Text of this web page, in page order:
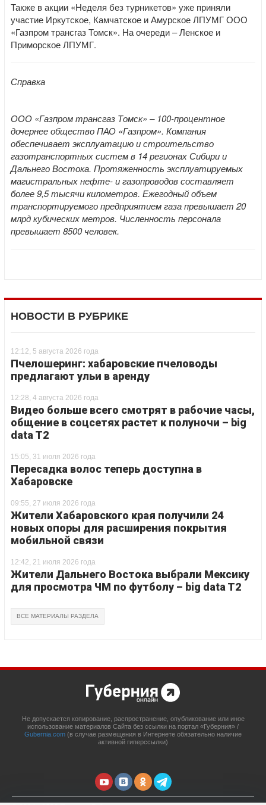
Также в акции «Неделя без турникетов» уже приняли
участие Иркутское, Камчатское и Амурское ЛПУМГ ООО
«Газпром трансгаз Томск». На очереди – Ленское и
Приморское ЛПУМГ.
Справка
ООО «Газпром трансгаз Томск» – 100-процентное
дочернее общество ПАО «Газпром». Компания
обеспечивает эксплуатацию и строительство
газотранспортных систем в 14 регионах Сибири и
Дальнего Востока. Протяженность эксплуатируемых
магистральных нефте- и газопроводов составляет
более 9,5 тысячи километров. Ежегодный объем
транспортируемого предприятием газа превышает 20
млрд кубических метров. Численность персонала
превышает 8500 человек.
НОВОСТИ В РУБРИКЕ
12:12, 5 августа 2026 года
Пчелошеринг: хабаровские пчеловоды
предлагают ульи в аренду
12:28, 4 августа 2026 года
Видео больше всего смотрят в рабочие часы,
общение в соцсетях растет к полуночи – big
data T2
15:05, 31 июля 2026 года
Пересадка волос теперь доступна в
Хабаровске
09:55, 27 июля 2026 года
Жители Хабаровского края получили 24
новых опоры для расширения покрытия
мобильной связи
12:42, 21 июля 2026 года
Жители Дальнего Востока выбрали Мексику
для просмотра ЧМ по футболу – big data T2
ВСЕ МАТЕРИАЛЫ РАЗДЕЛА
Не допускается копирование, распространение, опубликование или иное
использование материалов Сайта без ссылки на портал «Губерния» /
Gubernia.com (в случае размещения в Интернете обязательно наличие
активной гиперссылки)